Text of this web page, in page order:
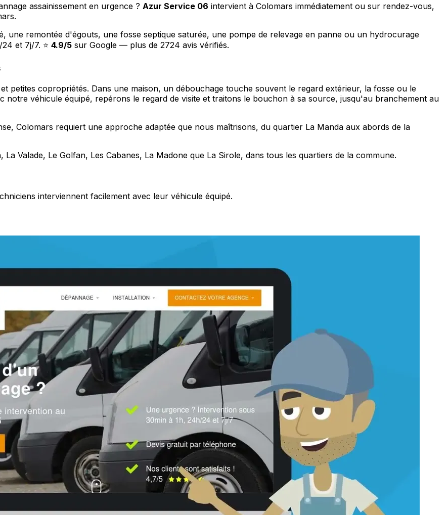
assainissement en urgence ? Azur Service 06 intervient à Colomars immédiatement ou sur rendez-vous,
une remontée d'égouts, une fosse septique saturée, une pompe de relevage en panne ou un hydrocurage
et 7j/7. ⭐ 4.9/5 sur Google — plus de 2724 avis vérifiés.
petites copropriétés. Dans une maison, un débouchage touche souvent le regard extérieur, la fosse ou le
véhicule équipé, repérons le regard de visite et traitons le bouchon à sa source, jusqu'au branchement au
Colomars requiert une approche adaptée que nous maîtrisons, du quartier La Manda aux abords de la
Valade, Le Golfan, Les Cabanes, La Madone que La Sirole, dans tous les quartiers de la commune.
interviennent facilement avec leur véhicule équipé.